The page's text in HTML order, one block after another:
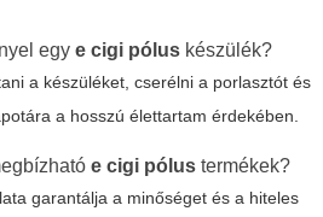
egy e cigi pólus készülék?
a készüléket, cserélni a porlasztót és
a hosszú élettartam érdekében.
e cigi pólus termékek?
garantálja a minőséget és a hiteles